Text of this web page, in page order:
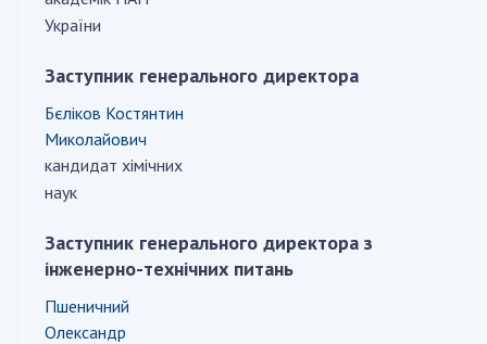
Річні фінансові звіти НАН України
Наукові публікації та видавнича діяльність
трансфер технологій в наукових установах
Наукові об'єкти, що становлять національне
надбання
Центри колективного користування
науковими приладами НАН України
Оцінювання ефективності діяльності
Конкурси наукових досліджень НАН України
України
Заступник генерального директора
Бєліков Костянтин
Миколайович
кандидат хімічних
наук
Заступник генерального директора з
інженерно-технічних питань
Пшеничний
Олександр